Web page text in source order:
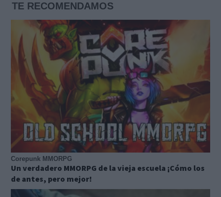
TE RECOMENDAMOS
Corepunk MMORPG
Un verdadero MMORPG de la vieja escuela ¡Cómo los
de antes, pero mejor!